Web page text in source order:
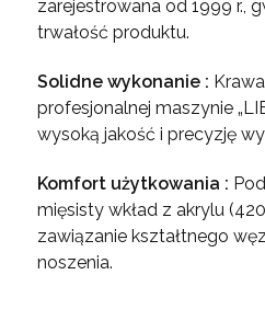
zarejestrowana od 1999 r.,
trwałość produktu.
Solidne wykonanie :
profesjonalnej maszynie
wysoką jakość i precyzję
Komfort użytkowania :
mięsisty wkład z akrylu
zawiązanie kształtnego
noszenia.